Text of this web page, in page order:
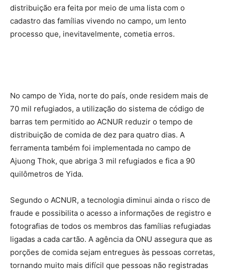
distribuição era feita por meio de uma lista com o
cadastro das famílias vivendo no campo, um lento
processo que, inevitavelmente, cometia erros.
No campo de Yida, norte do país, onde residem mais de
70 mil refugiados, a utilização do sistema de código de
barras tem permitido ao ACNUR reduzir o tempo de
distribuição de comida de dez para quatro dias. A
ferramenta também foi implementada no campo de
Ajuong Thok, que abriga 3 mil refugiados e fica a 90
quilômetros de Yida.
Segundo o ACNUR, a tecnologia diminui ainda o risco de
fraude e possibilita o acesso a informações de registro e
fotografias de todos os membros das famílias refugiadas
ligadas a cada cartão. A agência da ONU assegura que as
porções de comida sejam entregues às pessoas corretas,
tornando muito mais difícil que pessoas não registradas